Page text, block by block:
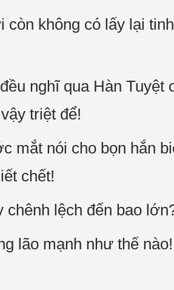
còn không có lấy lại
nghĩ qua Hàn Tuyệt
triệt để!
mắt nói cho bọn hắn
chết!
chênh lệch đến bao
lão mạnh như thế nào!